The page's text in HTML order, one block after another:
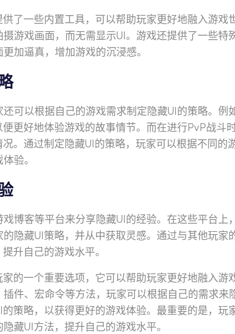
了一些内置工具，可以帮助玩家更好地融入游戏
游戏画面，而无需显示UI。游戏还提供了一些特
加逼真，增加游戏的沉浸感。
可以根据自己的游戏需求制定隐藏UI的策略。例
更好地体验游戏的故事情节。而在进行PvP战斗
。通过制定隐藏UI的策略，玩家可以根据不同的
验。
博客等平台来分享隐藏UI的经验。在这些平台上
隐藏UI策略，并从中获取灵感。通过与其他玩家
升自己的游戏水平。
的一个重要选项，它可以帮助玩家更好地融入游
件、宏命令等方法，玩家可以根据自己的需求来
策略，以获得更好的游戏体验。最重要的是，玩
藏UI方法，提升自己的游戏水平。